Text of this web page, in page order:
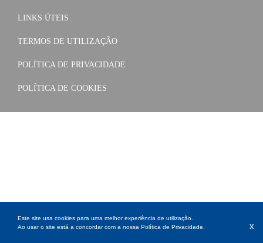
LINKS ÚTEIS
TERMOS DE UTILIZAÇÃO
POLÍTICA DE PRIVACIDADE
POLÍTICA DE COOKIES
Este site usa cookies para uma melhor experiência de utilização.
Ao usar o site está a concordar com a nossa Política de Privacidade x